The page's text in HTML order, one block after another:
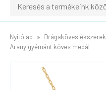
Nyitólap Drágaköves ékszerek
Arany gyémánt köves medál